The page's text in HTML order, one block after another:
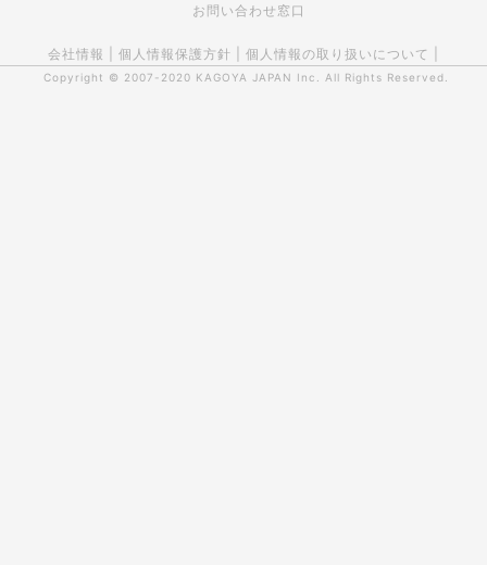
お問い合わせ窓口
会社情報 個人情報保護方針 個人情報の取り扱いについて
Copyright © 2007-2020 KAGOYA JAPAN Inc. All Rights Reserved.